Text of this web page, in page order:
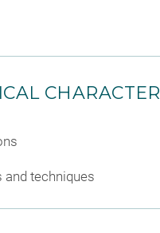
and techniques